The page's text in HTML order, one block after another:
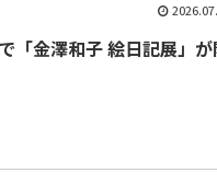
「金澤和子 絵日記展」が